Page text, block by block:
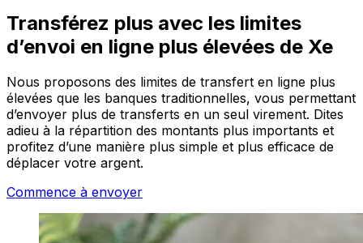
Transférez plus avec les limites
d’envoi en ligne plus élevées de Xe
Nous proposons des limites de transfert en ligne plus
élevées que les banques traditionnelles, vous permettant
d’envoyer plus de transferts en un seul virement. Dites
adieu à la répartition des montants plus importants et
profitez d’une manière plus simple et plus efficace de
déplacer votre argent.
Commence à envoyer